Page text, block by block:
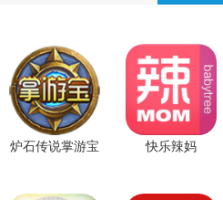
炉石传说掌游宝 快乐辣妈